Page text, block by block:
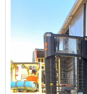
benefício com
resultados dos ...